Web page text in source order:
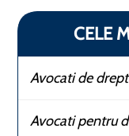
CELE
Avocati de
Avocati pentru